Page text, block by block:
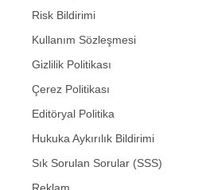
Risk Bildirimi
Kullanım Sözleşmesi
Gizlilik Politikası
Çerez Politikası
Editöryal Politika
Hukuka Aykırılık Bildirimi
Sık Sorulan Sorular (SSS)